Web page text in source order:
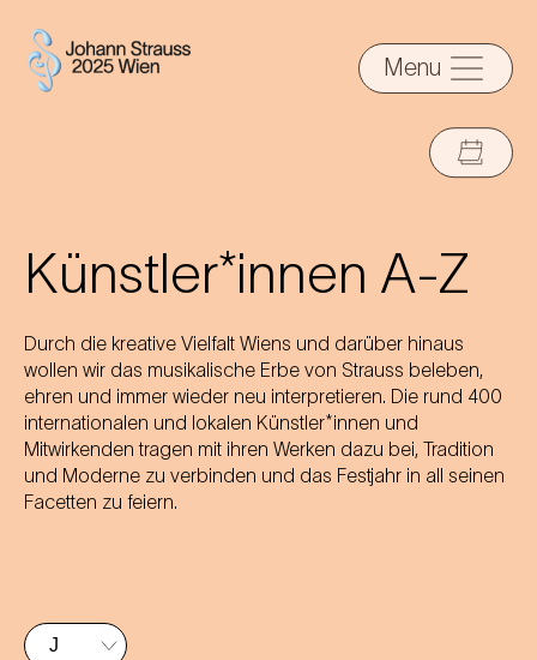
Menu
Künstler*innen A-Z
Durch die kreative Vielfalt Wiens und darüber hinaus
wollen wir das musikalische Erbe von Strauss beleben,
ehren und immer wieder neu interpretieren. Die rund 400
internationalen und lokalen Künstler*innen und
Mitwirkenden tragen mit ihren Werken dazu bei, Tradition
und Moderne zu verbinden und das Festjahr in all seinen
Facetten zu feiern.